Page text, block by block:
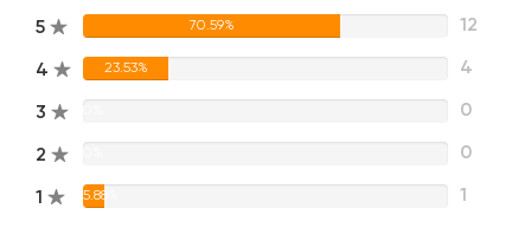
5 70.59% 12
4 23.53% 4
3 0
2 0
1 5.88% 1